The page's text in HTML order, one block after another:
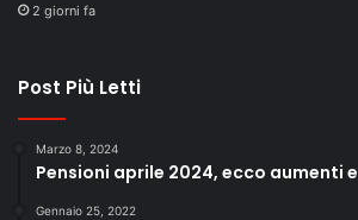
2 giorni fa
Post Più Letti
Marzo 8, 2024
Pensioni aprile 2024, ecco aumenti
Gennaio 25, 2022